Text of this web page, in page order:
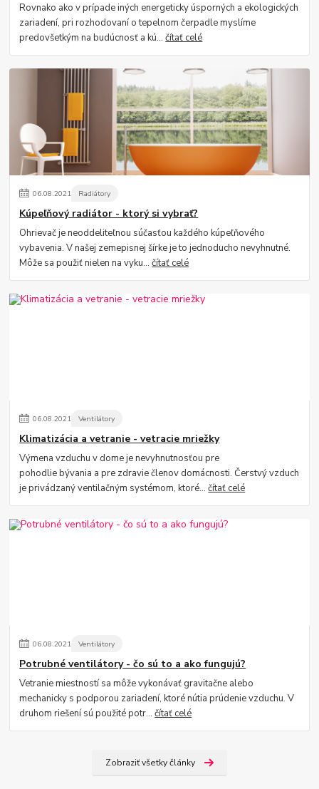
Rovnako ako v prípade iných energeticky úsporných a ekologických
zariadení, pri rozhodovaní o tepelnom čerpadle myslíme
predovšetkým na budúcnosť a kú...čítať celé
06.08.2021 Radiátory
Kúpeľňový radiátor - ktorý si vybrať?
Ohrievač je neoddeliteľnou súčasťou každého kúpeľňového
vybavenia. V našej zemepisnej šírke je to jednoducho nevyhnutné.
Môže sa použiť nielen na vyku...čítať celé
06.08.2021 Ventilátory
Klimatizácia a vetranie - vetracie mriežky
Výmena vzduchu v dome je nevyhnutnosťou pre
pohodlie bývania a pre zdravie členov domácnosti. Čerstvý vzduch
je privádzaný ventilačným systémom, ktoré...čítať celé
06.08.2021 Ventilátory
Potrubné ventilátory - čo sú to a ako fungujú?
Vetranie miestností sa môže vykonávať gravitačne alebo
mechanicky s podporou zariadení, ktoré nútia prúdenie vzduchu. V
druhom riešení sú použité potr...čítať celé
Zobraziť všetky články